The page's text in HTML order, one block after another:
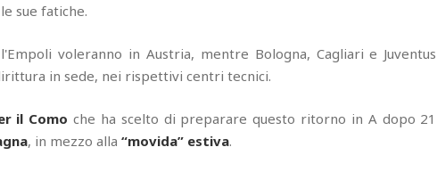
sue fatiche.
voleranno in Austria, mentre Bologna, Cagliari e Juventus
in sede, nei rispettivi centri tecnici.
il Como che ha scelto di preparare questo ritorno in A dopo 21
, in mezzo alla “movida” estiva.